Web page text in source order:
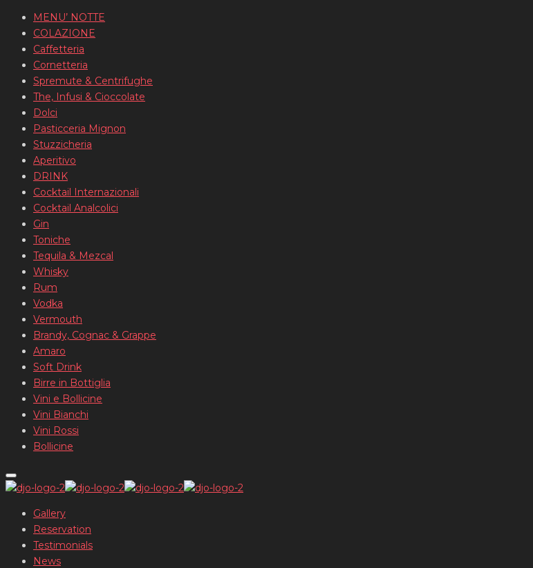
MENU’ NOTTE
COLAZIONE
Caffetteria
Cornetteria
Spremute & Centrifughe
The, Infusi & Cioccolate
Dolci
Pasticceria Mignon
Stuzzicheria
Aperitivo
DRINK
Cocktail Internazionali
Cocktail Analcolici
Gin
Toniche
Tequila & Mezcal
Whisky
Rum
Vodka
Vermouth
Brandy, Cognac & Grappe
Amaro
Soft Drink
Birre in Bottiglia
Vini e Bollicine
Vini Bianchi
Vini Rossi
Bollicine
Gallery
Reservation
Testimonials
News